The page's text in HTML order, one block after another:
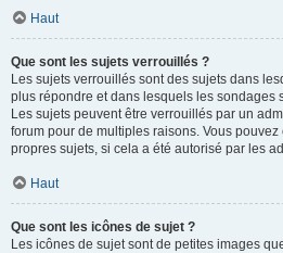
Haut
Que sont les sujets verrouillés ?
Les sujets verrouillés sont des sujets dans
plus répondre et dans lesquels les sondages
Les sujets peuvent être verrouillés par un
forum pour de multiples raisons. Vous
propres sujets, si cela a été autorisé par les
Haut
Que sont les icônes de sujet ?
Les icônes de sujet sont de petites images